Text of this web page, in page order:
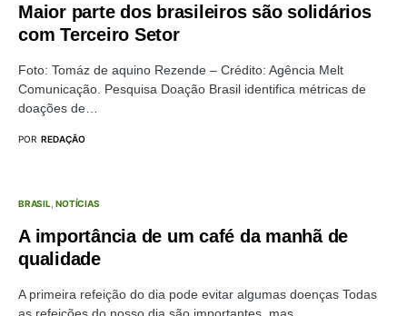
Maior parte dos brasileiros são solidários
com Terceiro Setor
Foto: Tomáz de aquino Rezende – Crédito: Agência Melt
Comunicação. Pesquisa Doação Brasil identifica métricas de
doações de…
POR REDAÇÃO
BRASIL NOTÍCIAS
A importância de um café da manhã de
qualidade
A primeira refeição do dia pode evitar algumas doenças Todas